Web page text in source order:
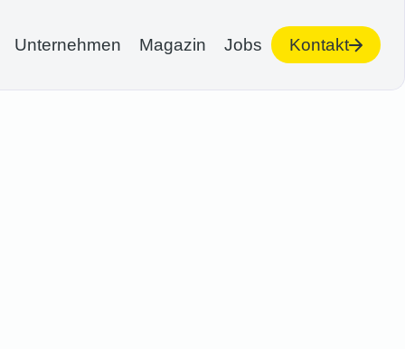
Kontakt
Unternehmen Magazin Jobs